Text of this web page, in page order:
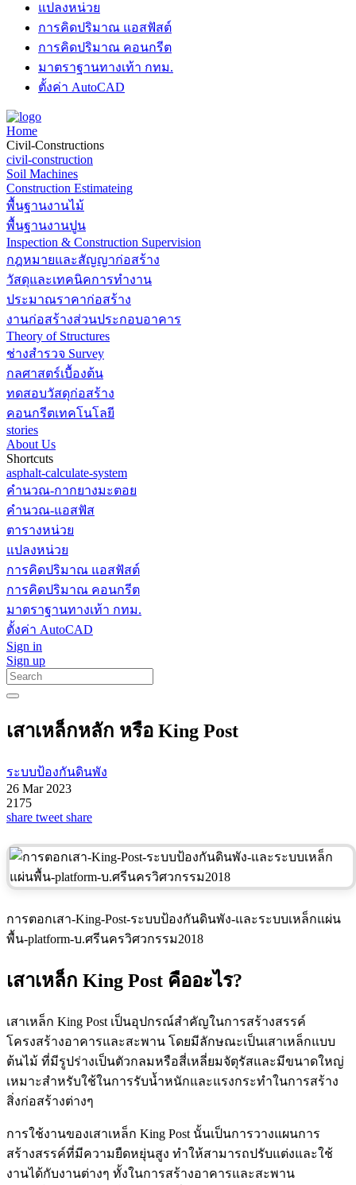
แปลงหน่วย
การคิดปริมาณ แอสฟัสต์
การคิดปริมาณ คอนกรีต
มาตราฐานทางเท้า กทม.
ตั้งค่า AutoCAD
Home
Civil-Constructions
civil-construction
Soil Machines
Construction Estimateing
พื้นฐานงานไม้
พื้นฐานงานปูน
Inspection & Construction Supervision
กฎหมายและสัญญาก่อสร้าง
วัสดุและเทคนิคการทำงาน
ประมาณราคาก่อสร้าง
งานก่อสร้างส่วนประกอบอาคาร
Theory of Structures
ช่างสำรวจ Survey
กลศาสตร์เบื้องต้น
ทดสอบวัสดุก่อสร้าง
คอนกรีตเทคโนโลยี
stories
About Us
Shortcuts
asphalt-calculate-system
คำนวณ-กากยางมะตอย
คำนวณ-แอสฟัส
ตารางหน่วย
แปลงหน่วย
การคิดปริมาณ แอสฟัสต์
การคิดปริมาณ คอนกรีต
มาตราฐานทางเท้า กทม.
ตั้งค่า AutoCAD
Sign in
Sign up
เสาเหล็กหลัก หรือ King Post
ระบบป้องกันดินพัง
26 Mar 2023
2175
share tweet share
การตอกเสา-King-Post-ระบบป้องกันดินพัง-และระบบเหล็กแผ่น
พื้น-platform-บ.ศรีนครวิศวกรรม2018
เสาเหล็ก King Post คืออะไร?
เสาเหล็ก King Post เป็นอุปกรณ์สำคัญในการสร้างสรรค์
โครงสร้างอาคารและสะพาน โดยมีลักษณะเป็นเสาเหล็กแบบ
ต้นไม้ ที่มีรูปร่างเป็นตัวกลมหรือสี่เหลี่ยมจัตุรัสและมีขนาดใหญ่
เหมาะสำหรับใช้ในการรับน้ำหนักและแรงกระทำในการสร้าง
สิ่งก่อสร้างต่างๆ
การใช้งานของเสาเหล็ก King Post นั้นเป็นการวางแผนการ
สร้างสรรค์ที่มีความยืดหยุ่นสูง ทำให้สามารถปรับแต่งและใช้
งานได้กับงานต่างๆ ทั้งในการสร้างอาคารและสะพาน